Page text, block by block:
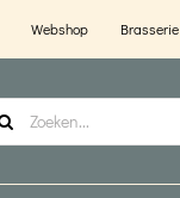
Webshop Brasserie